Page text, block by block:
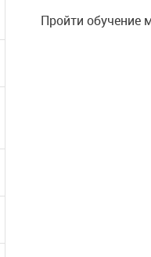
Пройти обучение